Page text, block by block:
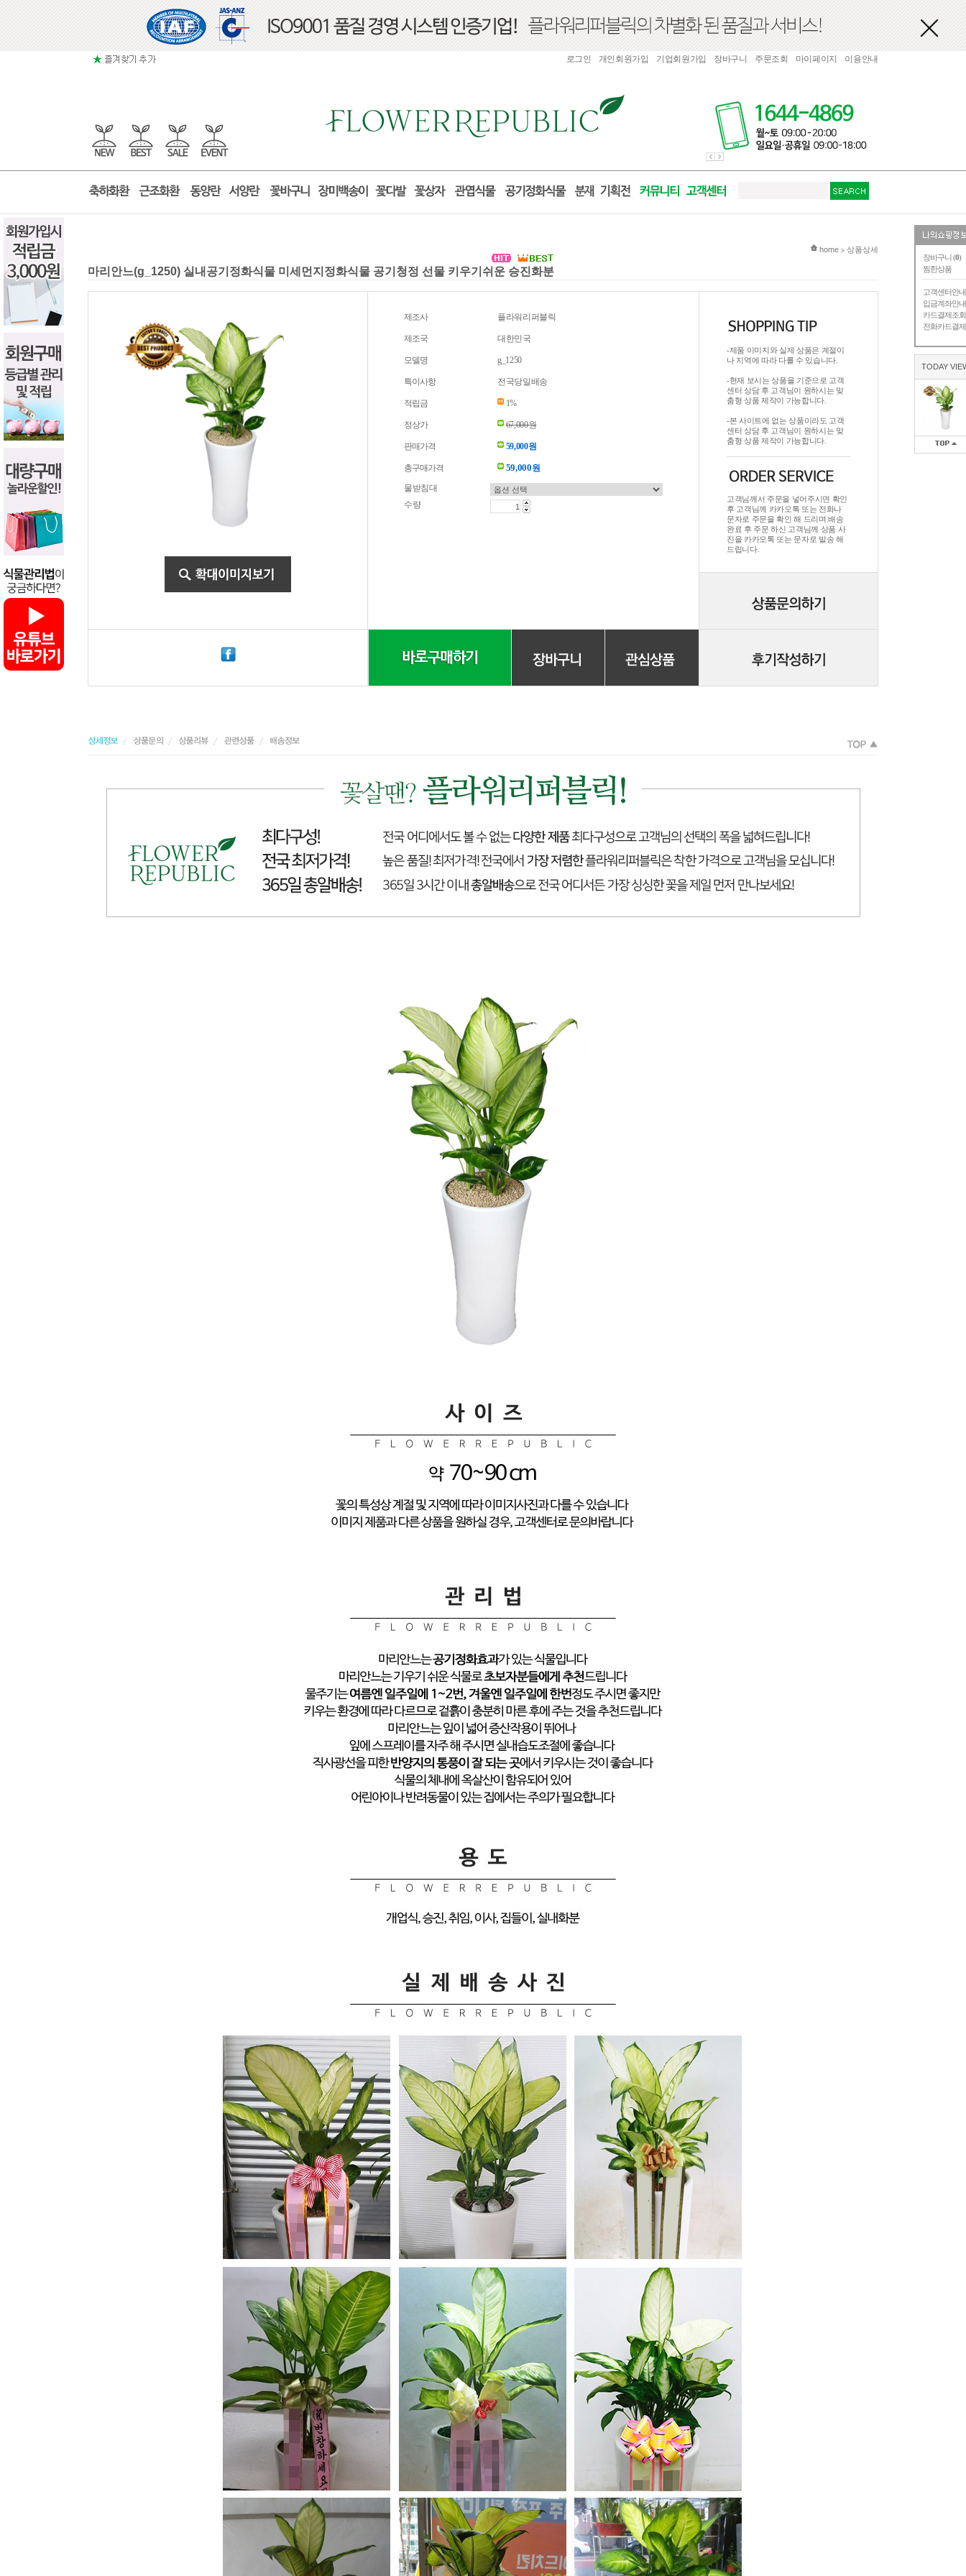
장바구니 (0)
찜한상품
고객센터안내
입금계좌안내
카드결제조회
전화카드결제
TODAY
로그인 개인회원가입 기업회원가입 장바구니 주문조회 마이페이지 이용안내
현재 위치
home > 상품상세
마리안느(g_1250) 실내공기정화식물 미세먼지정화식물 공기청정 선물 키우기쉬운 승진화분
제조사 플라워리퍼블릭
제조국 대한민국
모델명 g_1250
특이사항 전국당일배송
적립금 1%
정상가 67,000원
판매가격 59,000원
총구매가격 59,000원
물받침대
수량
-제품 이미지와 실제 상품은 계절이
나 지역에 따라 다를 수 있습니다.
-현재 보시는 상품을 기준으로 고객
센터 상담 후 고객님이 원하시는 맞
춤형 상품 제작이 가능합니다.
-본 사이트에 없는 상품이라도 고객
센터 상담 후 고객님이 원하시는 맞
춤형 상품 제작이 가능합니다.
고객님께서 주문을 넣어주시면 확인
후 고객님께 카카오톡 또는 전화나
문자로 주문을 확인 해 드리며.배송
완료 후 주문 하신 고객님께 상품 사
진을 카카오톡 또는 문자로 발송 해
드립니다.